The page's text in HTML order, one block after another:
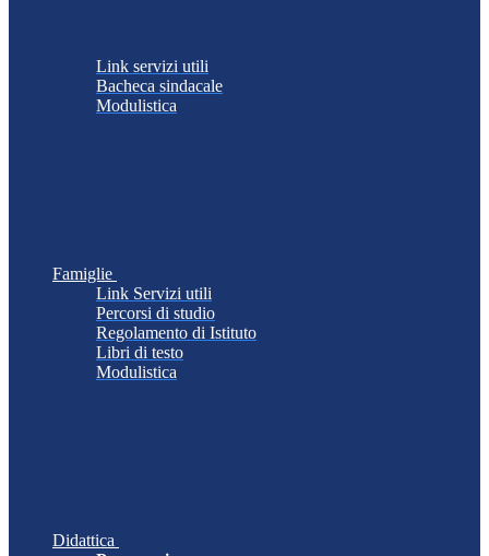
Link servizi utili
Bacheca sindacale
Modulistica
Famiglie
Link Servizi utili
Percorsi di studio
Regolamento di Istituto
Libri di testo
Modulistica
Didattica